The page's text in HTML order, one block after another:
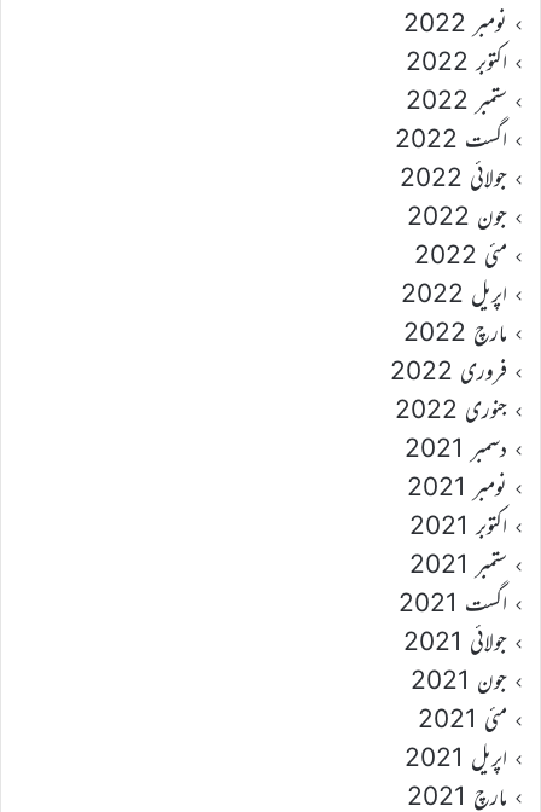
نومبر 2022
اکتوبر 2022
ستمبر 2022
اگست 2022
جولائی 2022
جون 2022
مئی 2022
اپریل 2022
مارچ 2022
فروری 2022
جنوری 2022
دسمبر 2021
نومبر 2021
اکتوبر 2021
ستمبر 2021
اگست 2021
جولائی 2021
جون 2021
مئی 2021
اپریل 2021
مارچ 2021